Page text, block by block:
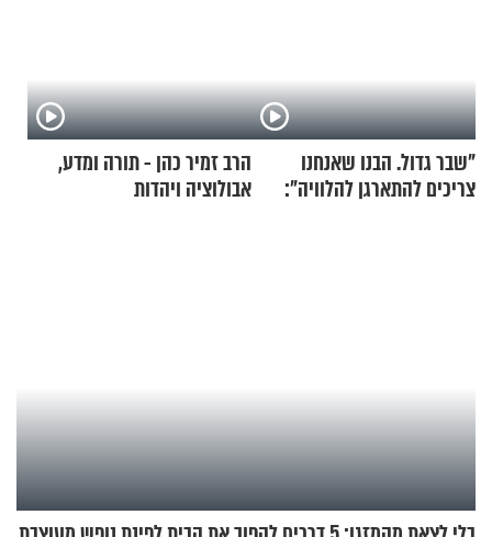
"שבר גדול. הבנו שאנחנו
צריכים להתארגן להלוויה":
הרב זמיר כהן - תורה ומדע,
אבולוציה ויהדות